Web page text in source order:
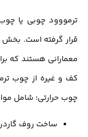
ترمووود چوبی یا چوب
قرار گرفته است. بخش
معمارانی هستند که
کف و غیره از چوب
چوب حرارتی؛ شامل
ساخت روف